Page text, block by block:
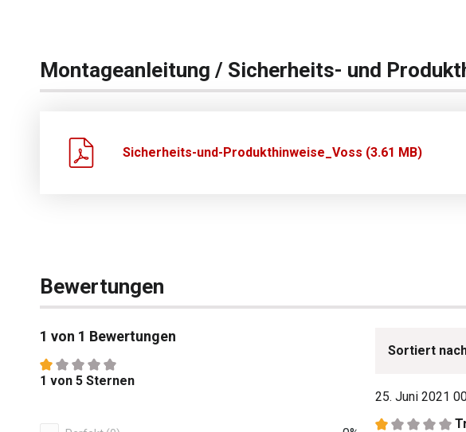
Montageanleitung / Sicherheits- und
Sicherheits-und-Produkthinweise_Voss (3.61 MB)
Bewertungen
1 von 1 Bewertungen
Durchschnittliche Bewertung von 1 von 5 Sternen
1 von 5 Sternen
Sortiert
25. Juni 2021